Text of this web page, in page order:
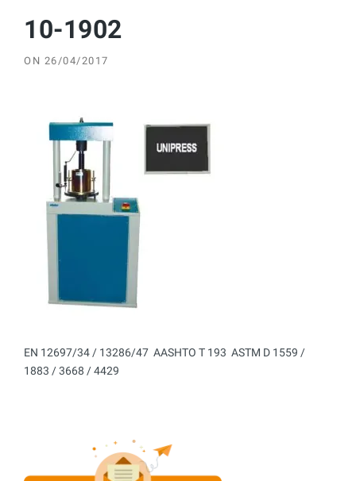
10-1902
ON 26/04/2017
EN 12697/34 / 13286/47  AASHTO T 193  ASTM D 1559 /
1883 / 3668 / 4429